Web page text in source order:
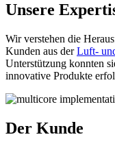
Unsere
Wir verstehen die
Kunden aus derLuft-
Unterstützung konnten
innovative Produkte
Der Kunde